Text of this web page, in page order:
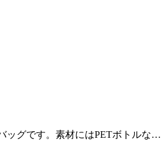
ッグです。素材にはPETボトルな…